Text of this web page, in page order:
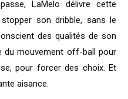
LaMelo délivre cette
son dribble, sans le
des qualités de son
du mouvement off-ball pour
pour forcer des choix. Et
aisance.